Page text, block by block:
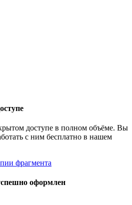
доступе в полном объёме. Вы
с ним бесплатно в нашем
фрагмента
оформлен